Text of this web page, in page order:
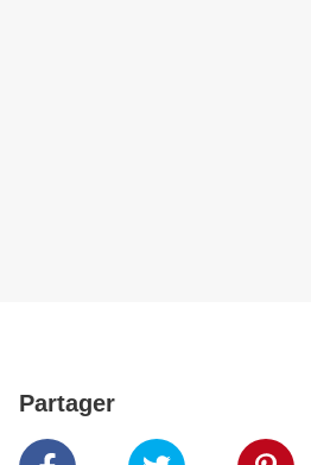
Partager